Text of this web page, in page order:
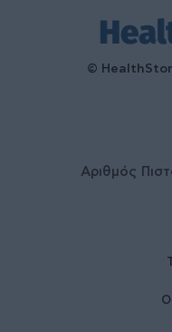
©
Αριθμός